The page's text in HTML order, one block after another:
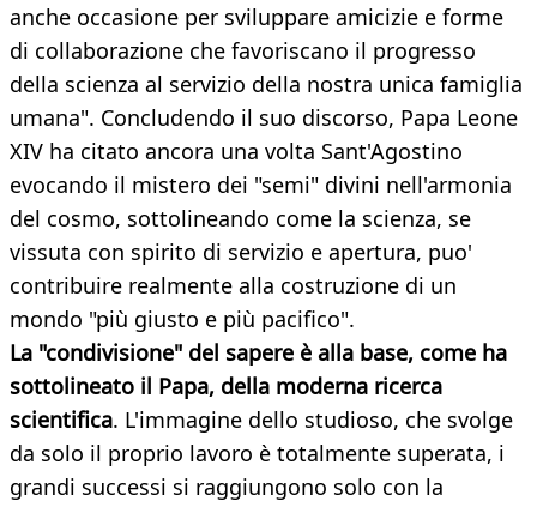
anche occasione per sviluppare amicizie e forme
di collaborazione che favoriscano il progresso
della scienza al servizio della nostra unica famiglia
umana". Concludendo il suo discorso, Papa Leone
XIV ha citato ancora una volta Sant'Agostino
evocando il mistero dei "semi" divini nell'armonia
del cosmo, sottolineando come la scienza, se
vissuta con spirito di servizio e apertura, puo'
contribuire realmente alla costruzione di un
mondo "più giusto e più pacifico".
La "condivisione" del sapere è alla base, come ha
sottolineato il Papa, della moderna ricerca
scientifica. L'immagine dello studioso, che svolge
da solo il proprio lavoro è totalmente superata, i
grandi successi si raggiungono solo con la